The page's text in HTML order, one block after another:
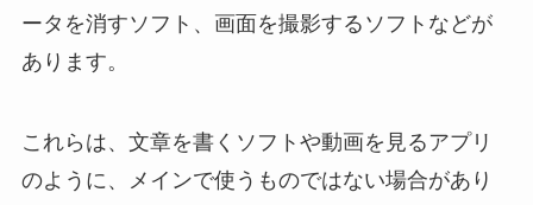
ータを消すソフト、画面を撮影するソフトなどが
あります。
これらは、文章を書くソフトや動画を見るアプリ
のように、メインで使うものではない場合があり